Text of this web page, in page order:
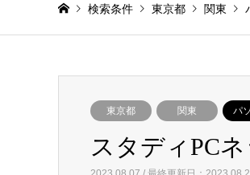
検索条件 東京都 関東
東京都 関東 パ
スタディPC